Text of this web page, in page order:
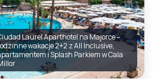
Laurel Aparthotel na Majorce –
wakacje 2+2 z All Inclusive,
i Splash Parkiem w Cala